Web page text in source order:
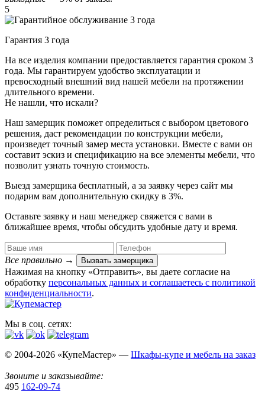
5
Гарантия 3 года
На все изделия компании предоставляется гарантия сроком 3
года. Мы гарантируем удобство эксплуатации и
превосходный внешний вид нашей мебели на протяжении
длительного времени.
Не нашли, что искали?
Наш замерщик поможет определиться с выбором цветового
решения, даст рекомендации по конструкции мебели,
произведет точный замер места установки. Вместе с вами он
составит эскиз и спецификацию на все элементы мебели, что
позволит узнать точную стоимость.
Выезд замерщика бесплатный, а за заявку через сайт мы
подарим вам дополнительную скидку в 3%.
Оставьте заявку и наш менеджер свяжется с вами в
ближайшее время, чтобы обсудить удобные дату и время.
Все правильно → Вызвать замерщика
Нажимая на кнопку «Отправить», вы даете согласие на
обработку персональных данных​ и соглашаетесь c политикой
конфиденциальности.
Мы в соц. сетях:
© 2004-2026 «КупеМастер» — Шкафы-купе и мебель на заказ
Звоните и заказывайте:
495 162-09-74